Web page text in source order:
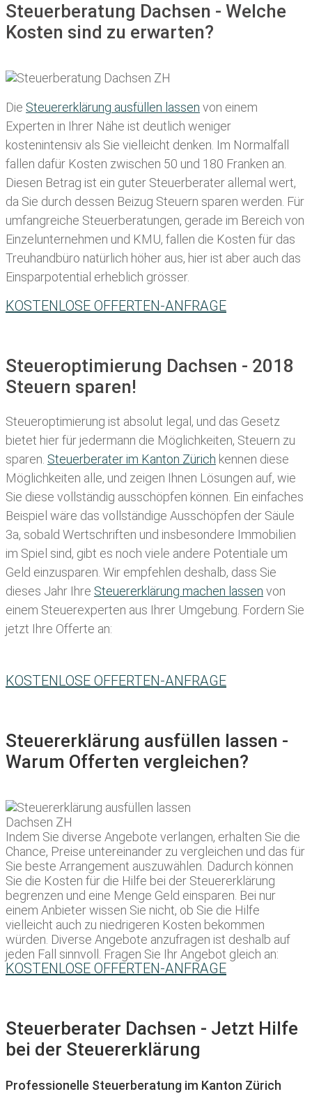
Steuerberatung Dachsen - Welche
Kosten sind zu erwarten?
Die Steuererklärung ausfüllen lassen von einem
Experten in Ihrer Nähe ist deutlich weniger
kostenintensiv als Sie vielleicht denken. Im Normalfall
fallen dafür Kosten zwischen 50 und 180 Franken an.
Diesen Betrag ist ein guter Steuerberater allemal wert,
da Sie durch dessen Beizug Steuern sparen werden. Für
umfangreiche Steuerberatungen, gerade im Bereich von
Einzelunternehmen und KMU, fallen die Kosten für das
Treuhandbüro natürlich höher aus, hier ist aber auch das
Einsparpotential erheblich grösser.
KOSTENLOSE OFFERTEN-ANFRAGE
Steueroptimierung Dachsen - 2018
Steuern sparen!
Steueroptimierung ist absolut legal, und das Gesetz
bietet hier für jedermann die Möglichkeiten, Steuern zu
sparen. Steuerberater im K anton Zürich kennen diese
Möglichkeiten alle, und zeigen Ihnen Lösungen auf, wie
Sie diese vollständig ausschöpfen können. Ein einfaches
Beispiel wäre das vollständige Ausschöpfen der Säule
3a, sobald Wertschriften und insbesondere Immobilien
im Spiel sind, gibt es noch viele andere Potentiale um
Geld einzusparen. Wir empfehlen deshalb, dass Sie
dieses Jahr Ihre Steuererklärung machen lassen von
einem Steuerexperten aus Ihrer Umgebung. Fordern Sie
jetzt Ihre Offerte an:
KOSTENLOSE OFFERTEN-ANFRAGE
Steuererklärung ausfüllen lassen -
Warum Offerten vergleichen?
Indem Sie diverse Angebote verlangen, erhalten Sie die
Chance, Preise untereinander zu vergleichen und das für
Sie beste Arrangement auszuwählen. Dadurch können
Sie die Kosten für die Hilfe bei der Steuererklärung
begrenzen und eine Menge Geld einsparen. Bei nur
einem Anbieter wissen Sie nicht, ob Sie die Hilfe
vielleicht auch zu niedrigeren Kosten bekommen
würden. Diverse Angebote anzufragen ist deshalb auf
jeden Fall sinnvoll. Fragen Sie Ihr Angebot gleich an:
KOSTENLOSE OFFERTEN-ANFRAGE
Steuerberater Dachsen - Jetzt Hilfe
bei der Steuererklärung
Professionelle Steuerberatung im Kanton Zürich